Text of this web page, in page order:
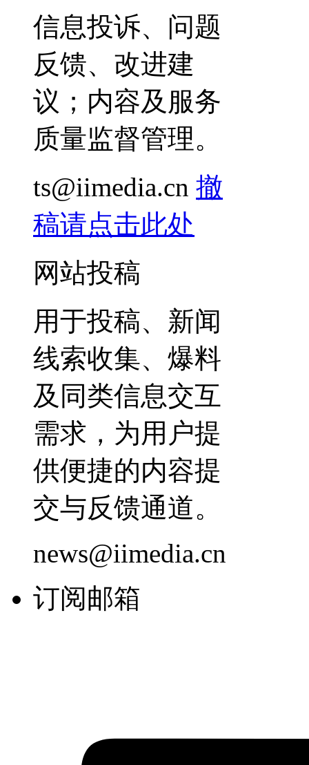
信息投诉、问题
反馈、改进建
议；内容及服务
质量监督管理。
ts@iimedia.cn 撤
稿请点击此处
网站投稿
用于投稿、新闻
线索收集、爆料
及同类信息交互
需求，为用户提
供便捷的内容提
交与反馈通道。
news@iimedia.cn
订阅邮箱